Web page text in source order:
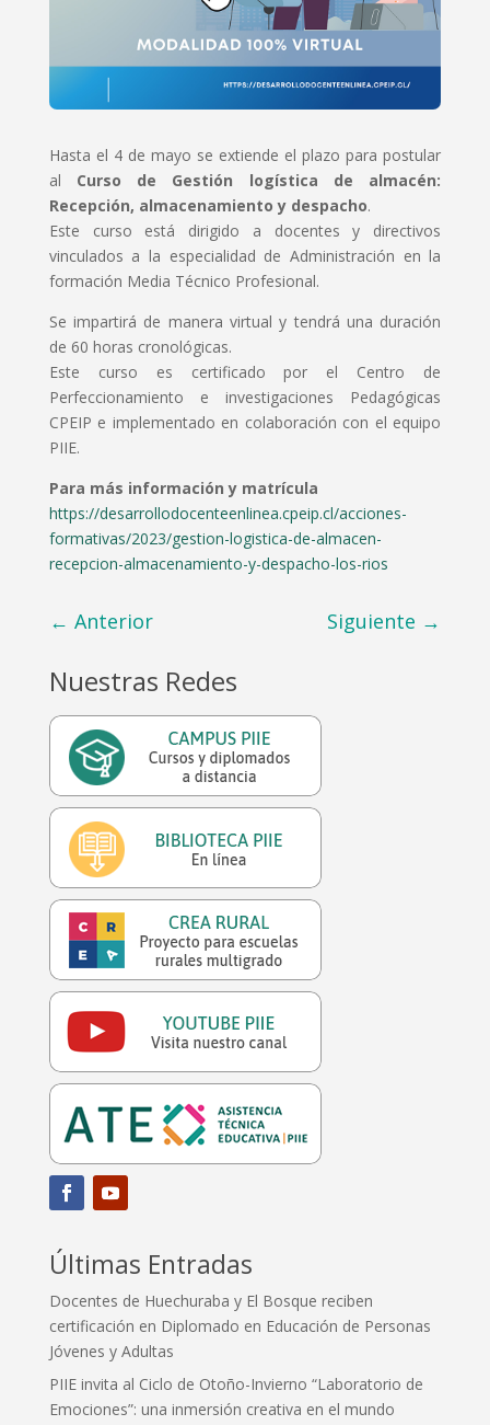
Hasta el 4 de mayo se extiende el plazo para postular
al Curso de Gestión logística de almacén:
Recepción, almacenamiento y despacho.
Este curso está dirigido a docentes y directivos
vinculados a la especialidad de Administración en la
formación Media Técnico Profesional.
Se impartirá de manera virtual y tendrá una duración
de 60 horas cronológicas.
Este curso es certificado por el Centro de
Perfeccionamiento e investigaciones Pedagógicas
CPEIP e implementado en colaboración con el equipo
PIIE.
Para más información y matrícula
https://desarrollodocenteenlinea.cpeip.cl/acciones-
formativas/2023/gestion-logistica-de-almacen-
recepcion-almacenamiento-y-despacho-los-rios
← Anterior Siguiente →
Nuestras Redes
Últimas Entradas
Docentes de Huechuraba y El Bosque reciben
certificación en Diplomado en Educación de Personas
Jóvenes y Adultas
PIIE invita al Ciclo de Otoño-Invierno “Laboratorio de
Emociones”: una inmersión creativa en el mundo